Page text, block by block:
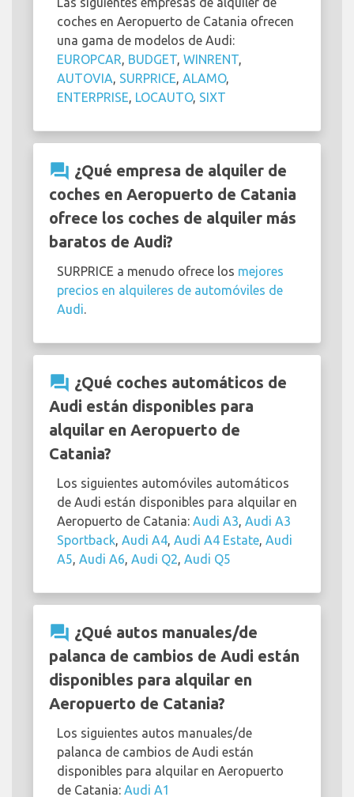
coches en Aeropuerto de Catania ofrecen
una gama de modelos de Audi:
EUROPCAR BUDGET WINRENT
AUTOVIA SURPRICE ALAMO,
ENTERPRISE LOCAUTO, SIXT
question_answer ¿Qué empresa de alquiler de
coches en Aeropuerto de Catania
ofrece los coches de alquiler más
baratos de Audi?
SURPRICE a menudo ofrece los mejores
precios en alquileres de automóviles de
Audi
question_answer ¿Qué coches automáticos de
Audi están disponibles para
alquilar en Aeropuerto de
Catania?
Los siguientes automóviles automáticos
de Audi están disponibles para alquilar en
Aeropuerto de Catania: Audi A3 Audi A3
Sportback Audi A4 Audi A4 Estate Audi
A5 Audi A6 Audi Q2 Audi Q5
question_answer ¿Qué autos manuales/de
palanca de cambios de Audi están
disponibles para alquilar en
Aeropuerto de Catania?
Los siguientes autos manuales/de
palanca de cambios de Audi están
disponibles para alquilar en Aeropuerto
de Catania: Audi A1